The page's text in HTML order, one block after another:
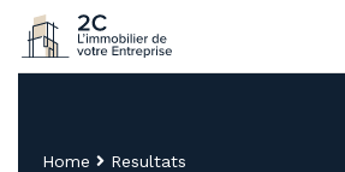
Home Resultats